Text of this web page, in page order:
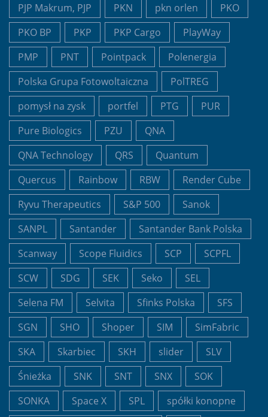
PJP Makrum, PJP
PKN pkn orlen
PKO
PKO BP
PKP PKP Cargo
PlayWay
PMP
PNT Pointpack
Polenergia
Polska Grupa Fotowoltaiczna
PolTREG
pomysł na zysk
portfel PTG
PUR
Pure Biologics
PZU
QNA
QNA Technology
QRS
Quantum
Quercus
Rainbow RBW
Render Cube
Ryvu Therapeutics
S&P 500
Sanok
SANPL
Santander
Santander Bank Polska
Scanway
Scope Fluidics SCP
SCPFL
SCW
SDG SEK Seko
SEL
Selena FM
Selvita Sfinks Polska
SFS
SGN
SHO Shoper SIM
SimFabric
SKA
Skarbiec SKH slider
SLV
Śnieżka
SNK SNT SNX
SOK
SONKA
Space X SPL
spółki konopne